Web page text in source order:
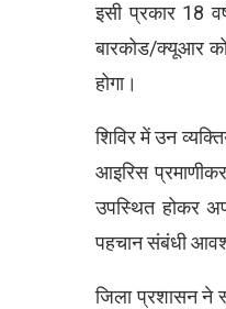
इसी प्रकार 18
बारकोड/क्यूआर
होगा।
शिविर में उन
आइरिस
उपस्थित होकर
पहचान संबंधी
जिला प्रशासन ने